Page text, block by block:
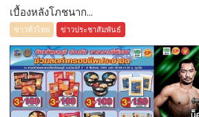
เบื้องหลังโภชนาก...
ข่าวทั่วไทย ข่าวประชาสัมพันธ์